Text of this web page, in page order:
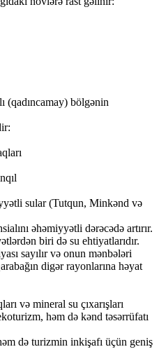
(qadıncamay) bölgənin
sular (Tutqun, Minkənd və
əhəmiyyətli dərəcədə artırır.
biri də su ehtiyatlarıdır.
sayılır və onun mənbələri
digər rayonlarına həyat
və mineral su çıxarışları
həm də kənd təsərrüfatı
də turizmin inkişafı üçün geniş